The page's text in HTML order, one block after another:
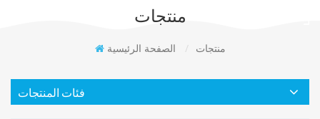
منتجات
الصفحة الرئيسية / منتجات
فئات المنتجات